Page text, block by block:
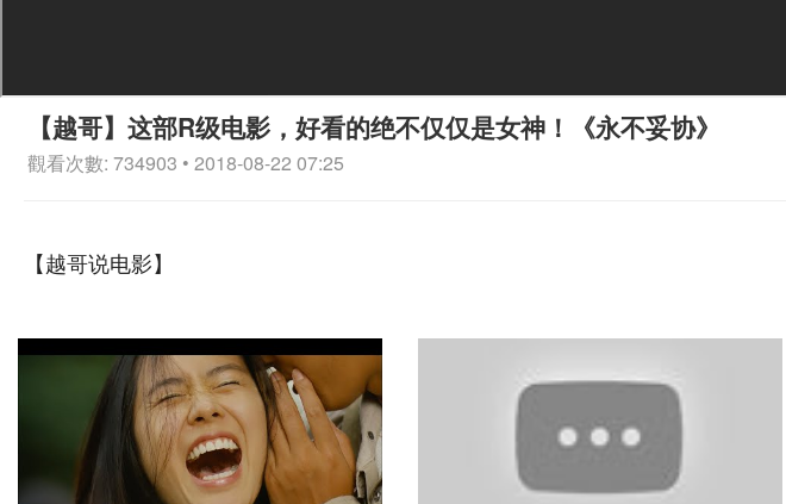
【越哥】这部R级电影，好看的绝不仅仅是女神！《永不妥协》
觀看次數: 734903 • 2018-08-22 07:25
【越哥说电影】